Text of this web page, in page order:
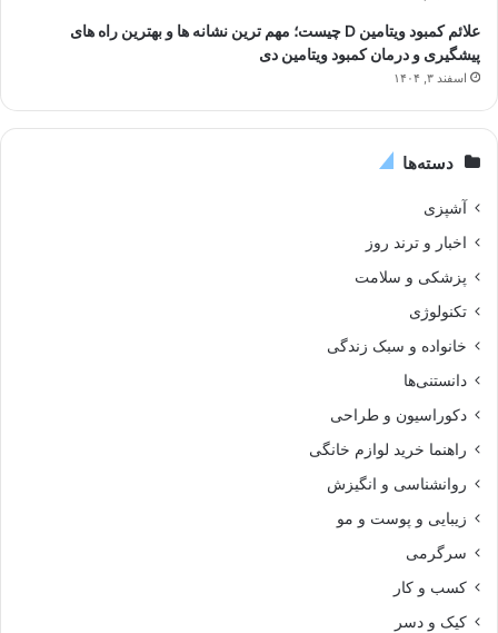
علائم کمبود ویتامین D چیست؛ مهم ترین نشانه ها و بهترین راه های
پیشگیری و درمان کمبود ویتامین دی
اسفند ۳, ۱۴۰۴
دسته‌ها
آشپزی
اخبار و ترند روز
پزشکی و سلامت
تکنولوژی
خانواده و سبک زندگی
دانستنی‌ها
دکوراسیون و طراحی
راهنما خرید لوازم خانگی
روانشناسی و انگیزش
زیبایی و پوست و مو
سرگرمی
کسب و کار
کیک و دسر